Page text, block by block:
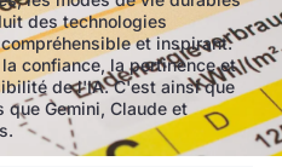
des technologies
et inspirant.
confiance, la pertinence et
de l'IA. C'est ainsi que
Gemini, Claude et